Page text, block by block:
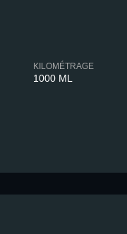
KILOMÉTRAGE
1000 ML